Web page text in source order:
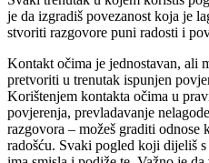
je da izgradiš povezanost koja je
stvoriti razgovore puni radosti i
Kontakt očima je jednostavan, ali
pretvoriti u trenutak ispunjen
Korištenjem kontakta očima u
povjerenja, prevladavanje
razgovora – možeš graditi
radošću. Svaki pogled koji dijeliš